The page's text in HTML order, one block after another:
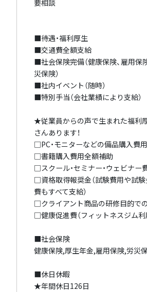
要相談
■待遇・福利厚生
■交通費全額支給
■社会保険完備（健康保険、雇用保
災保険）
■社内イベント（随時）
■特別手当（会社業績により支給）
★従業員からの声で生まれた福利
さんあります！
□PC・モニターなどの備品購入費
□書籍購入費用全額補助
□スクール・セミナー・ウェビナー
□資格取得報奨金（試験費用や試
費もすべて支給）
□クライアント商品の研修目的で
□健康促進費（フィットネスジム利
■社会保険
健康保険,厚生年金,雇用保険,労災
■休日休暇
★年間休日126日